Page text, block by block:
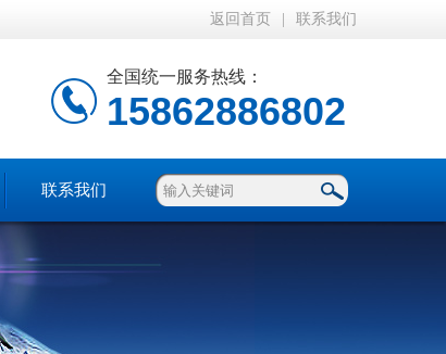
返回首页 联系我们
全国统一服务热线：
15862886802
联系我们